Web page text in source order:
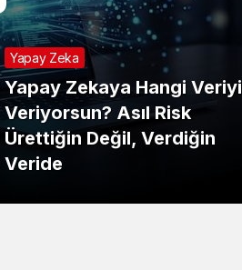
Yapay Zeka
Yapay Zekaya Hangi Veriyi
Veriyorsun? Asıl Risk
Ürettiğin Değil, Verdiğin
Veride